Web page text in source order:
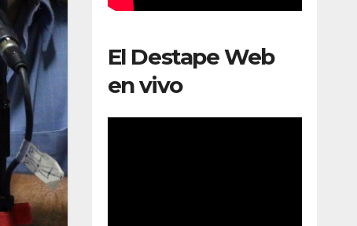
El Destape Web
en vivo